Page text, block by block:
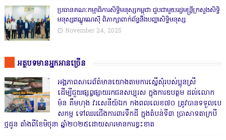
ប្រធានគណៈកម្មាធិការសិទ្ធិមនុស្សកម្ពុជា ជួបជាមួយរដ្ឋមន្ត្រីក្រសួងសិទ្ធិ
មនុស្សឥណ្ឌូណេស៊ី ពិភាក្សាពាក់ព័ន្ធនឹងបញ្ហាសិទ្ធិមនុស្ស
November 24, 2025
អត្ថបទមានអ្នកអានច្រើន
អង្គភាពសារេព័ត៌មានយោងតាមការស្នើសុំរបស់ប្អូនស្រី
ដើម្បីជួយផ្សព្វផ្សាយរកជនសប្បុរស ក្នុងការឧបត្ថម ដល់លោក
ម៉ន គឹមហុង វរសេនីយ៍ឯក កងពលលេខ៧០ ត្រូវបានទទួលបេ
សកម្ម ទៅឈរជើងការពារទឹកដី ក្នុងតំបន់ទី៣ ប្រាសាទតាក្របី
ថ្មដូន តាំងពីខែមិថុនា ឆ្នាំ២០២៥ដោយសារមានការខ្វះខាត